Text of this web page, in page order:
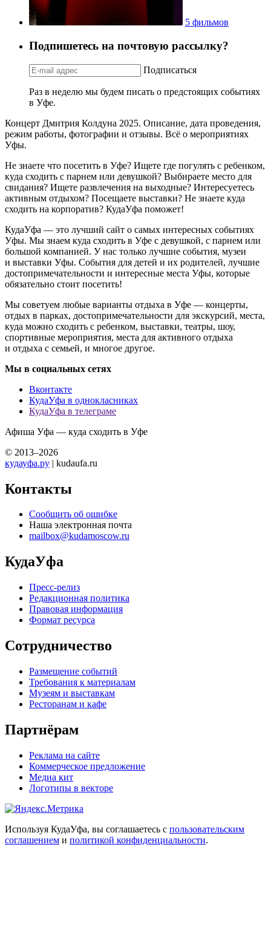
5 фильмов
Подпишетесь на почтовую рассылку?
Подписаться
Раз в неделю мы будем писать о предстоящих событиях
в Уфе.
Концерт Дмитрия Колдуна 2025. Описание, дата проведения,
режим работы, фотографии и отзывы. Всё о мероприятиях
Уфы.
Не знаете что посетить в Уфе? Ищете где погулять с ребенком,
куда сходить с парнем или девушкой? Выбираете место для
свидания? Ищете развлечения на выходные? Интересуетесь
активным отдыхом? Посещаете выставки? Не знаете куда
сходить на корпоратив? КудаУфа поможет!
КудаУфа — это лучший сайт о самых интересных событиях
Уфы. Мы знаем куда сходить в Уфе с девушкой, с парнем или
большой компанией. У нас только лучшие события, музеи
и выставки Уфы. События для детей и их родителей, лучшие
достопримечательности и интересные места Уфы, которые
обязательно стоит посетить!
Мы советуем любые варианты отдыха в Уфе — концерты,
отдых в парках, достопримечательности для экскурсий, места,
куда можно сходить с ребенком, выставки, театры, шоу,
спортивные мероприятия, места для активного отдыха
и отдыха с семьей, и многое другое.
Мы в социальных сетях
Вконтакте
КудаУфа в однокласниках
КудаУфа в телеграме
Афиша Уфа — куда сходить в Уфе
© 2013–2026
кудауфа.ру | kudaufa.ru
Контакты
Сообщить об ошибке
Наша электронная почта
mailbox@kudamoscow.ru
КудаУфа
Пресс-релиз
Редакционная политика
Правовая информация
Формат ресурса
Сотрудничество
Размещение событий
Требования к материалам
Музеям и выставкам
Ресторанам и кафе
Партнёрам
Реклама на сайте
Коммерческое предложение
Медиа кит
Логотипы в векторе
Используя КудаУфа, вы соглашаетесь с пользовательским
соглашением и политикой конфиденциальности.